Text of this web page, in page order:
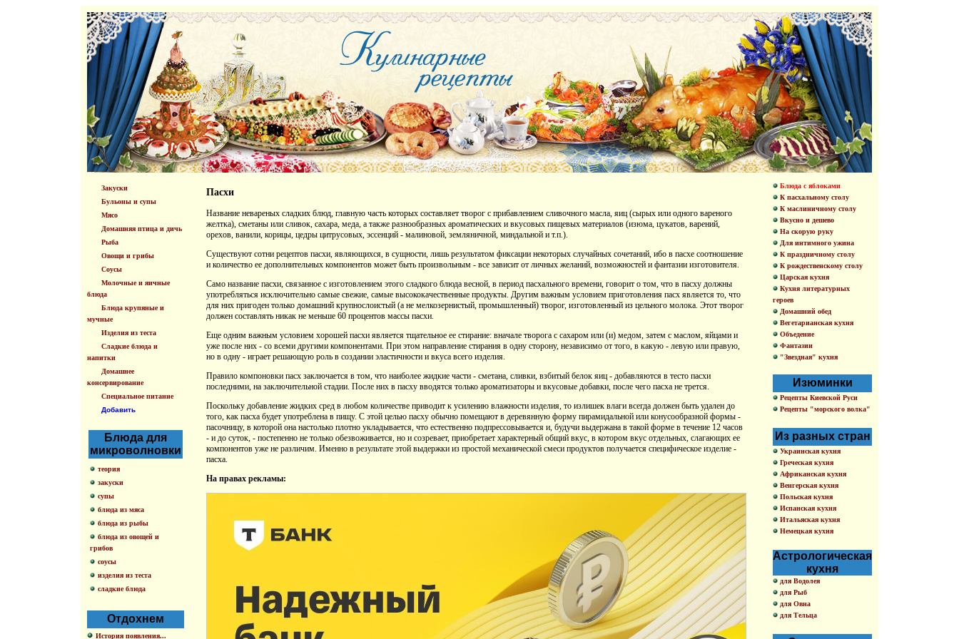
Закуски
Бульоны и супы
Мясо
Домашняя птица и дичь
Рыба
Овощи и грибы
Соусы
Молочные и яичные
блюда
Блюда крупяные и
мучные
Изделия из теста
Сладкие блюда и
напитки
Домашнее
консервирование
Специальное питание
Добавить
Блюда для
микроволновки
теория
закуски
супы
блюда из мяса
блюда из рыбы
блюда из овощей и
грибов
соусы
изделия из теста
сладкие блюда
Отдохнем
История появления...
Пасхи
Название невареных сладких блюд, главную часть которых составляет творог с прибавлением сливочного масла, яиц (сырых или одного вареного
желтка), сметаны или сливок, сахара, меда, а также разнообразных ароматических и вкусовых пищевых материалов (изюма, цукатов, варений,
орехов, ванили, корицы, цедры цитрусовых, эссенций - малиновой, земляничной, миндальной и т.п.).
Существуют сотни рецептов пасхи, являющихся, в сущности, лишь результатом фиксации некоторых случайных сочетаний, ибо в пасхе соотношение
и количество ее дополнительных компонентов может быть произвольным - все зависит от личных желаний, возможностей и фантазии изготовителя.
Само название пасхи, связанное с изготовлением этого сладкого блюда весной, в период пасхального времени, говорит о том, что в пасху должны
употребляться исключительно самые свежие, самые высококачественные продукты. Другим важным условием приготовления пасх является то, что
для них пригоден только домашний крупнослоистый (а не мелкозернистый, промышленный) творог, изготовленный из цельного молока. Этот творог
должен составлять никак не меньше 60 процентов массы пасхи.
Еще одним важным условием хорошей пасхи является тщательное ее стирание: вначале творога с сахаром или (и) медом, затем с маслом, яйцами и
уже после них - со всеми другими компонентами. При этом направление стирания в одну сторону, независимо от того, в какую - левую или правую,
но в одну - играет решающую роль в создании эластичности и вкуса всего изделия.
Правило компоновки пасх заключается в том, что наиболее жидкие части - сметана, сливки, взбитый белок яиц - добавляются в тесто пасхи
последними, на заключительной стадии. После них в пасху вводятся только ароматизаторы и вкусовые добавки, после чего пасха не трется.
Поскольку добавление жидких сред в любом количестве приводит к усилению влажности изделия, то излишек влаги всегда должен быть удален до
того, как пасха будет употреблена в пищу. С этой целью пасху обычно помещают в деревянную форму пирамидальной или конусообразной формы -
пасочницу, в которой она настолько плотно укладывается, что естественно подпрессовывается и, будучи выдержана в такой форме в течение 12 часов
- и до суток, - постепенно не только обезвоживается, но и созревает, приобретает характерный общий вкус, в котором вкус отдельных, слагающих ее
компонентов уже не различим. Именно в результате этой выдержки из простой механической смеси продуктов получается специфическое изделие -
пасха.
На правах рекламы:
Блюда с яблоками
К пасхальному столу
К маслиничному столу
Вкусно и дешево
На скорую руку
Для интимного ужина
К праздничному столу
К рождественскому столу
Царская кухня
Кухня литературных
героев
Домашний обед
Вегетарианская кухня
Объедение
Фантазии
"Звездная" кухня
Изюминки
Рецепты Киевской Руси
Рецепты "морского волка"
Из разных стран
Украинская кухня
Греческая кухня
Африканская кухня
Венгерская кухня
Польская кухня
Испанская кухня
Итальяская кухня
Немецкая кухня
Астрологическая
кухня
для Водолея
для Рыб
для Овна
для Тельца